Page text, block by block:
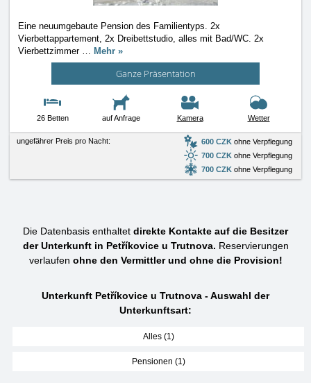
Eine neuumgebaute Pension des Familientyps. 2x
Vierbettappartement, 2x Dreibettstudio, alles mit Bad/WC. 2x
Vierbettzimmer … Mehr »
Ganze Präsentation
26 Betten auf Anfrage Kamera Wetter
ungefährer Preis pro Nacht: 600 CZK ohne Verpflegung
700 CZK ohne Verpflegung
700 CZK ohne Verpflegung
Die Datenbasis enthaltet direkte Kontakte auf die Besitzer
der Unterkunft in Petříkovice u Trutnova. Reservierungen
verlaufen ohne den Vermittler und ohne die Provision!
Unterkunft Petříkovice u Trutnova - Auswahl der
Unterkunftsart:
Alles (1)
Pensionen (1)